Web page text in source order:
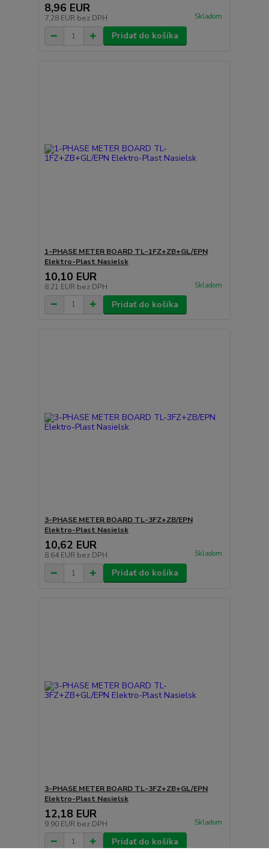
8,96 EUR
7,28 EUR bez DPH Skladom
Pridať do košíka
1-PHASE METER BOARD TL-1FZ+ZB+GL/EPN
Elektro-Plast Nasielsk
10,10 EUR
8,21 EUR bez DPH Skladom
Pridať do košíka
3-PHASE METER BOARD TL-3FZ+ZB/EPN
Elektro-Plast Nasielsk
10,62 EUR
8,64 EUR bez DPH Skladom
Pridať do košíka
3-PHASE METER BOARD TL-3FZ+ZB+GL/EPN
Elektro-Plast Nasielsk
12,18 EUR
9,90 EUR bez DPH Skladom
Pridať do košíka